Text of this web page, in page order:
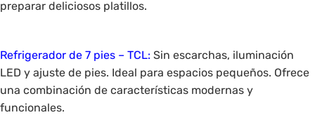
preparar deliciosos platillos.
Refrigerador de 7 pies – TCL: Sin escarchas, iluminación
LED y ajuste de pies. Ideal para espacios pequeños. Ofrece
una combinación de características modernas y
funcionales.